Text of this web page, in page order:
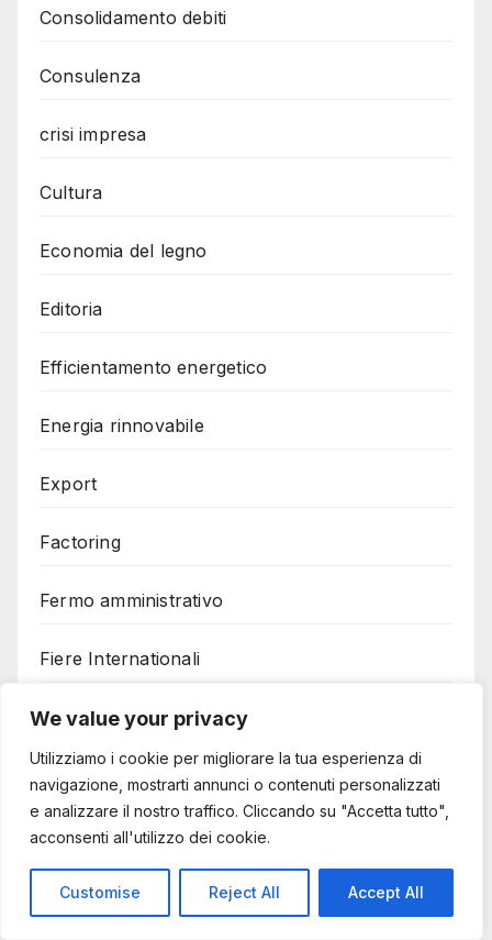
We value your privacy
Utilizziamo i cookie per migliorare la tua esperienza di
navigazione, mostrarti annunci o contenuti personalizzati
e analizzare il nostro traffico. Cliccando su "Accetta tutto",
acconsenti all'utilizzo dei cookie.
Customise Reject All Accept All
Consolidamento debiti
Consulenza
crisi impresa
Cultura
Economia del legno
Editoria
Efficientamento energetico
Energia rinnovabile
Export
Factoring
Fermo amministrativo
Fiere Internationali
Finanziamenti
Finanziamenti agevolati
Finanziamenti Imprese
Finanziamento ai condomini